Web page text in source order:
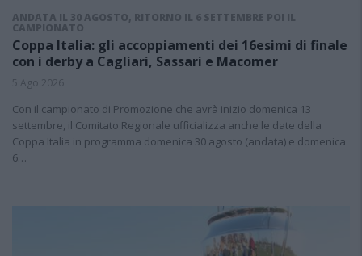
ANDATA IL 30 AGOSTO, RITORNO IL 6 SETTEMBRE POI IL
CAMPIONATO
Coppa Italia: gli accoppiamenti dei 16esimi di finale
con i derby a Cagliari, Sassari e Macomer
5 Ago 2026
Con il campionato di Promozione che avrà inizio domenica 13
settembre, il Comitato Regionale ufficializza anche le date della
Coppa Italia in programma domenica 30 agosto (andata) e domenica
6…